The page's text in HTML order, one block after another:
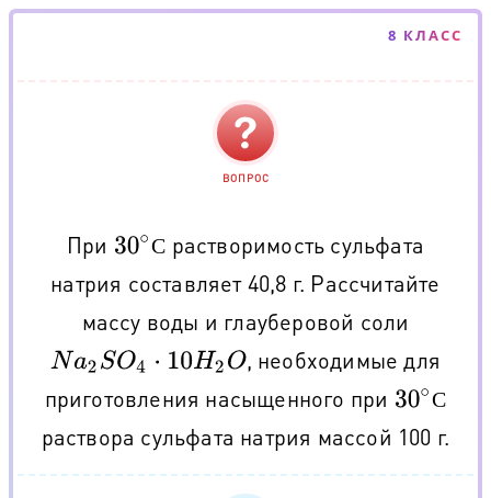
8 КЛАСС
ВОПРОС
При С
30∘С растворимость сульфата
натрия составляет 40,8 г. Рассчитайте
массу воды и глауберовой соли
Na2SO4⋅10H2O
, необходимые для
приготовления насыщенного при
С
30∘С
раствора сульфата натрия массой 100 г.